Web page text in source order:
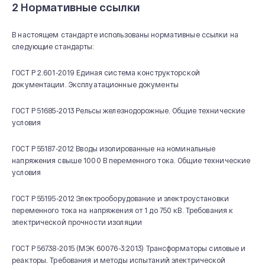
О КОМПАНИИ
История
Производство
Система качества
20 лет СВЭЛ
2 Нормативные ссылки
В настоящем стандарте использованы нормативные ссылки на
следующие стандарты:
ГОСТ Р 2.601-2019 Единая система конструкторской
документации. Эксплуатационные документы
ГОСТ Р 51685-2013 Рельсы железнодорожные. Общие технические
условия
ГОСТ Р 55187-2012 Вводы изолированные на номинальные
напряжения свыше 1000 В переменного тока. Общие технические
условия
ГОСТ Р 55195-2012 Электрооборудование и электроустановки
переменного тока на напряжения от 1 до 750 кВ. Требования к
электрической прочности изоляции
ГОСТ Р 56738-2015 (МЭК 60076-3:2013) Трансформаторы силовые и
реакторы. Требования и методы испытаний электрической